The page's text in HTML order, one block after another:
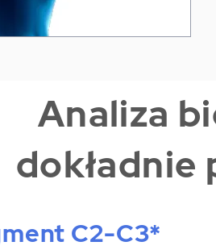
​Analiza
dokładnie
C2-C3*